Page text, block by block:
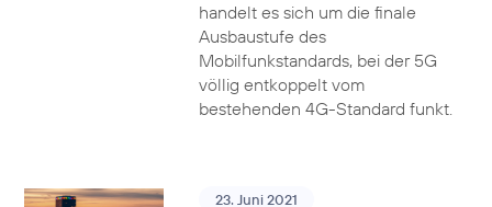
handelt es sich um die finale
Ausbaustufe des
Mobilfunkstandards, bei der 5G
völlig entkoppelt vom
bestehenden 4G-Standard funkt.
23. Juni 2021